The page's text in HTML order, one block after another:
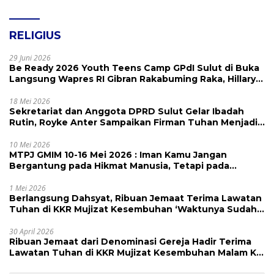
RELIGIUS
29 Juni 2026
Be Ready 2026 Youth Teens Camp GPdI Sulut di Buka
Langsung Wapres RI Gibran Rakabuming Raka, Hillary
18 Mei 2026
Sekretariat dan Anggota DPRD Sulut Gelar Ibadah
Rutin, Royke Anter Sampaikan Firman Tuhan Menjadi
10 Mei 2026
MTPJ GMIM 10-16 Mei 2026 : Iman Kamu Jangan
Bergantung pada Hikmat Manusia, Tetapi pada
1 Mei 2026
Berlangsung Dahsyat, Ribuan Jemaat Terima Lawatan
Tuhan di KKR Mujizat Kesembuhan ‘Waktunya Sudah
30 April 2026
Ribuan Jemaat dari Denominasi Gereja Hadir Terima
Lawatan Tuhan di KKR Mujizat Kesembuhan Malam Ke